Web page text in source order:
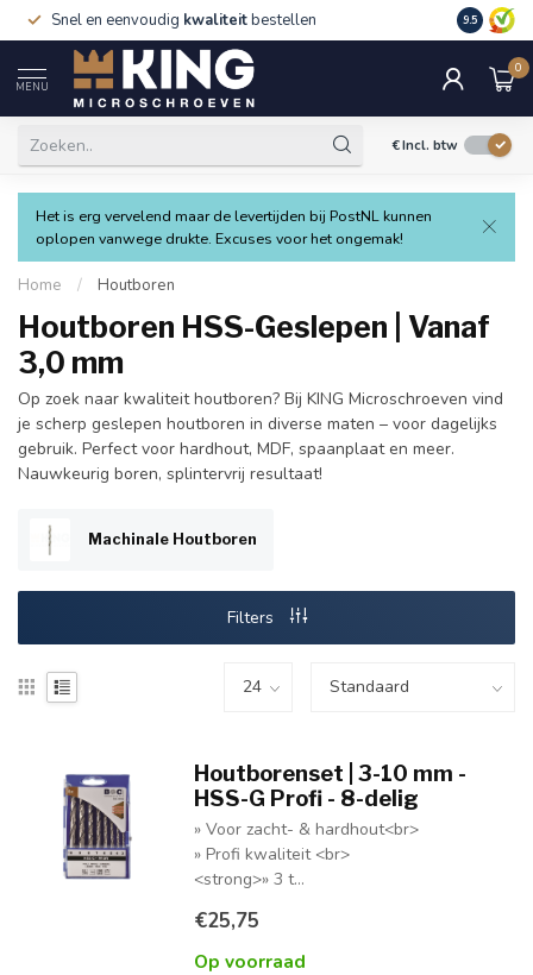
Snel en eenvoudig kwaliteitbestellen 9.5
MENU
0
€Incl. btw
Het is erg vervelend maar de levertijden bij PostNL kunnen
oplopen vanwege drukte. Excuses voor het ongemak!
Home / Houtboren
Houtboren HSS-Geslepen | Vanaf
3,0 mm
Op zoek naar kwaliteit houtboren? Bij KING Microschroeven vind
je scherp geslepen houtboren in diverse maten – voor dagelijks
gebruik. Perfect voor hardhout, MDF, spaanplaat en meer.
Nauwkeurig boren, splintervrij resultaat!
Machinale Houtboren
Filters
Houtborenset | 3-10 mm -
HSS-G Profi - 8-delig
» Voor zacht- & hardhout<br>
» Profi kwaliteit <br>
<strong>» 3 t...
€25,75
Op voorraad